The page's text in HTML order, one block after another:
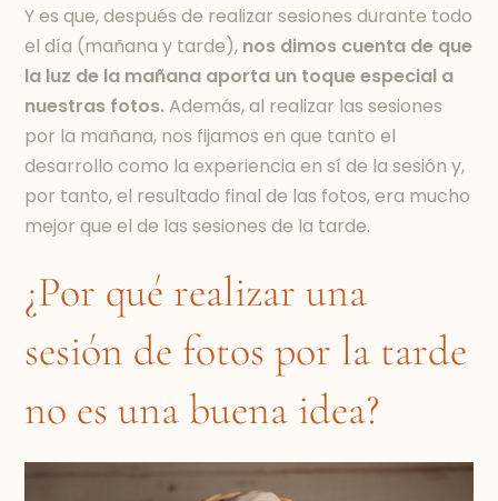
Y es que, después de realizar sesiones durante todo
el día (mañana y tarde), nos dimos cuenta de que
la luz de la mañana aporta un toque especial a
nuestras fotos.Además, al realizar las sesiones
por la mañana, nos fijamos en que tanto el
desarrollo como la experiencia en sí de la sesión y,
por tanto, el resultado final de las fotos, era mucho
mejor que el de las sesiones de la tarde.
¿Por qué realizar una
sesión de fotos por la tarde
no es una buena idea?